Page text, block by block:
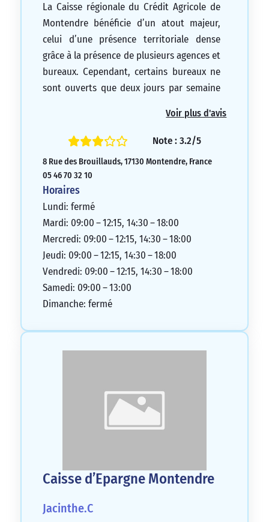
La Caisse régionale du Crédit Agricole de
Montendre bénéficie d’un atout majeur,
celui d’une présence territoriale dense
grâce à la présence de plusieurs agences et
bureaux. Cependant, certains bureaux ne
sont ouverts que deux jours par semaine
guichets automatiques sont disponibles.
Depuis le début d’octobre 2018, l’agence
Les clients y sont donc accueillis dans une
annexe attenante.
Voir plus d'avis
Note : 3.2/5
8 Rue des Brouillauds, 17130 Montendre, France
05 46 70 32 10
Horaires
Lundi: fermé
Mardi: 09:00 – 12:15, 14:30 – 18:00
Mercredi: 09:00 – 12:15, 14:30 – 18:00
Jeudi: 09:00 – 12:15, 14:30 – 18:00
Vendredi: 09:00 – 12:15, 14:30 – 18:00
Samedi: 09:00 – 13:00
Dimanche: fermé
Caisse d’Epargne Montendre
Jacinthe.C